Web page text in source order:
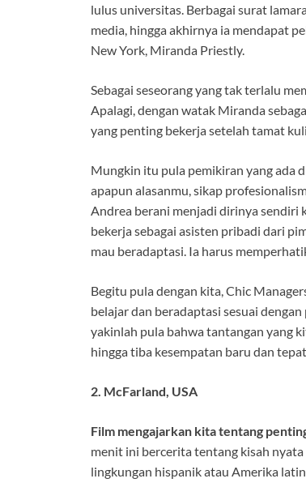
lulus universitas. Berbagai surat
media, hingga akhirnya ia mendapat
New York, Miranda Priestly.
Sebagai seseorang yang tak terlalu
Apalagi, dengan watak Miranda
yang penting bekerja setelah tamat
Mungkin itu pula pemikiran yang ada
apapun alasanmu, sikap
Andrea berani menjadi dirinya sendiri
bekerja sebagai asisten pribadi dari
mau beradaptasi. Ia harus
Begitu pula dengan kita, Chic
belajar dan beradaptasi sesuai
yakinlah pula bahwa tantangan yang
hingga tiba kesempatan baru dan
2. McFarland, USA
Film mengajarkan kita tentang
menit ini bercerita tentang kisah
lingkungan hispanik atau Amerika